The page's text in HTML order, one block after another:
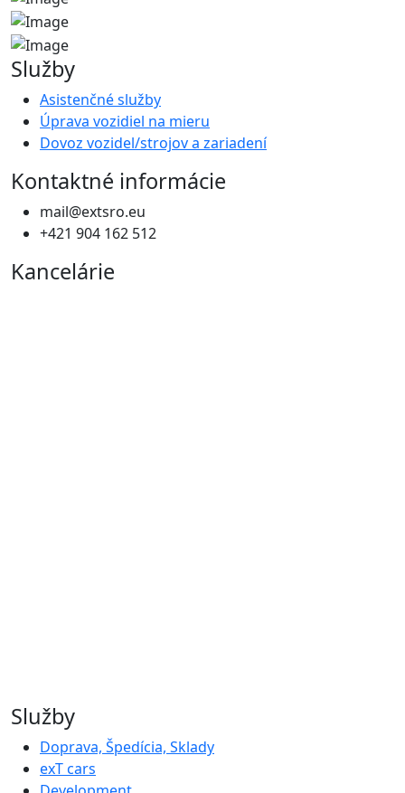
Služby
Asistenčné služby
Úprava vozidiel na mieru
Dovoz vozidel/strojov a zariadení
Kontaktné informácie
mail@extsro.eu
+421 904 162 512
Kancelárie
Služby
Doprava, Špedícia, Sklady
exT cars